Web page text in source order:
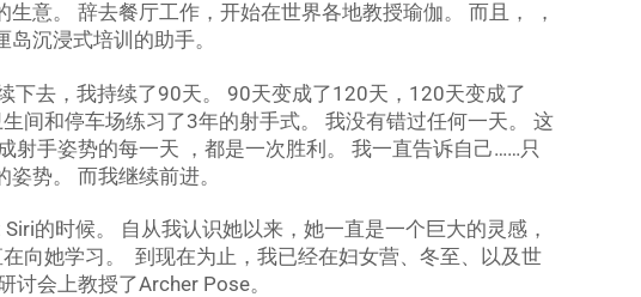
生意。 辞去餐厅工作，开始在世界各地教授瑜伽。 而且， ，
沉浸式培训的助手。
下去，我持续了90天。 90天变成了120天，120天变成了
间和停车场练习了3年的射手式。 我没有错过任何一天。 这
射手姿势的每一天 ，都是一次胜利。 我一直告诉自己……只
势。 而我继续前进。
的时候。 自从我认识她以来，她一直是一个巨大的灵感，
向她学习。 到现在为止，我已经在妇女营、冬至、以及世
讨会上教授了Archer Pose。